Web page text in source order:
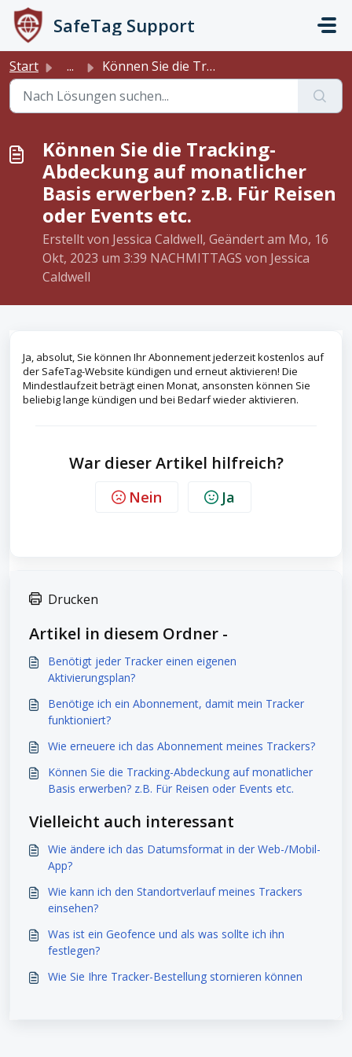
Zum hauptsächlichen Inhalt gehen
SafeTag Support
Start ... Können Sie die Tracking-Abdeckung auf monatlicher Basis e...
Können Sie die Tracking-
Abdeckung auf monatlicher
Basis erwerben? z.B. Für Reisen
oder Events etc.
Erstellt von Jessica Caldwell, Geändert am Mo, 16
Okt, 2023 um 3:39 NACHMITTAGS von Jessica
Caldwell
Ja, absolut, Sie können Ihr Abonnement jederzeit kostenlos auf
der SafeTag-Website kündigen und erneut aktivieren! Die
Mindestlaufzeit beträgt einen Monat, ansonsten können Sie
beliebig lange kündigen und bei Bedarf wieder aktivieren.
War dieser Artikel hilfreich?
Nein Ja
Drucken
Artikel in diesem Ordner -
Benötigt jeder Tracker einen eigenen
Aktivierungsplan?
Benötige ich ein Abonnement, damit mein Tracker
funktioniert?
Wie erneuere ich das Abonnement meines Trackers?
Können Sie die Tracking-Abdeckung auf monatlicher
Basis erwerben? z.B. Für Reisen oder Events etc.
Vielleicht auch interessant
Wie ändere ich das Datumsformat in der Web-/Mobil-
App?
Wie kann ich den Standortverlauf meines Trackers
einsehen?
Was ist ein Geofence und als was sollte ich ihn
festlegen?
Wie Sie Ihre Tracker-Bestellung stornieren können